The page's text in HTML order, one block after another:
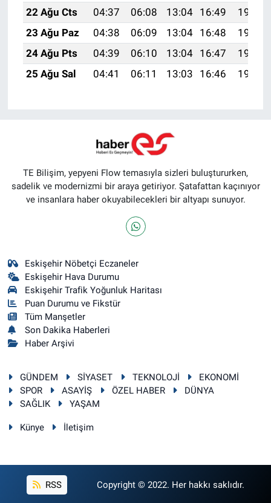
22 Ağu Cts
04:37 06:08 13:04 16:49
19:50
23 Ağu Paz
04:38 06:09 13:04 16:48
19:49
24 Ağu Pts
04:39 06:10 13:04 16:47
19:48
25 Ağu Sal
04:41 06:11 13:03 16:46 19:46
TE Bilişim, yepyeni Flow temasıyla sizleri buluştururken,
sadelik ve modernizmi bir araya getiriyor. Şatafattan kaçınıyor
ve insanlara haber okuyabilecekleri bir altyapı sunuyor.
Eskişehir Nöbetçi Eczaneler
Eskişehir Hava Durumu
Eskişehir Trafik Yoğunluk Haritası
Puan Durumu ve Fikstür
Tüm Manşetler
Son Dakika Haberleri
Haber Arşivi
GÜNDEM SİYASET TEKNOLOJİ
EKONOMİ
SPOR
ASAYİŞ ÖZEL HABER
DÜNYA
SAĞLIK
YAŞAM
Künye İletişim
RSS Copyright © 2022. Her hakkı saklıdır.